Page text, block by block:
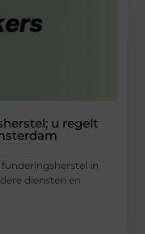
u regelt
in
diensten en